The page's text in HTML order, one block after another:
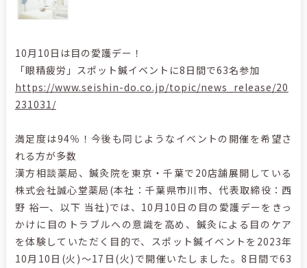
10月10日は目の愛護デー！
「眼精疲労」スポット鍼イベントに8日間で63名参加
https://www.seishin-do.co.jp/topic/news_release/20
231031/
満足度は94％！今後も同じようなイベントの開催を希望さ
れる方が多数
漢方相談薬局、鍼灸院を東京・千葉で20店舗展開している
株式会社誠心堂薬局(本社：千葉県市川市、代表取締役：西
野 裕一、以下 当社)では、10月10日の目の愛護デーをきっ
かけに目のトラブルへの意識を高め、鍼灸による目のケア
を体験していただく目的で、スポット鍼イベントを2023年
10月10日(火)～17日(火)で開催いたしました。8日間で63